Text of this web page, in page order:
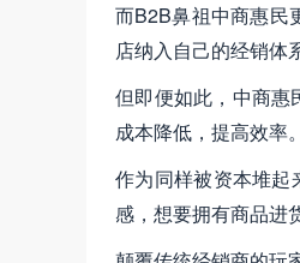
而B2B鼻祖中商惠民
店纳入自己的经销体
但即便如此，中商惠
成本降低，提高效率。
作为同样被资本堆起
感，想要拥有商品进